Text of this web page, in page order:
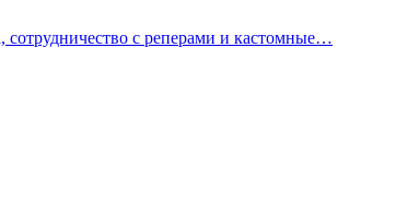
сотрудничество с реперами и кастомные…